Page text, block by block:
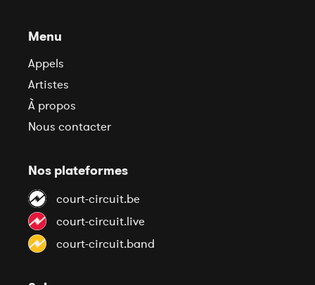
Menu
Appels
Artistes
À propos
Nous contacter
Nos plateformes
court-circuit.be
court-circuit.live
court-circuit.band